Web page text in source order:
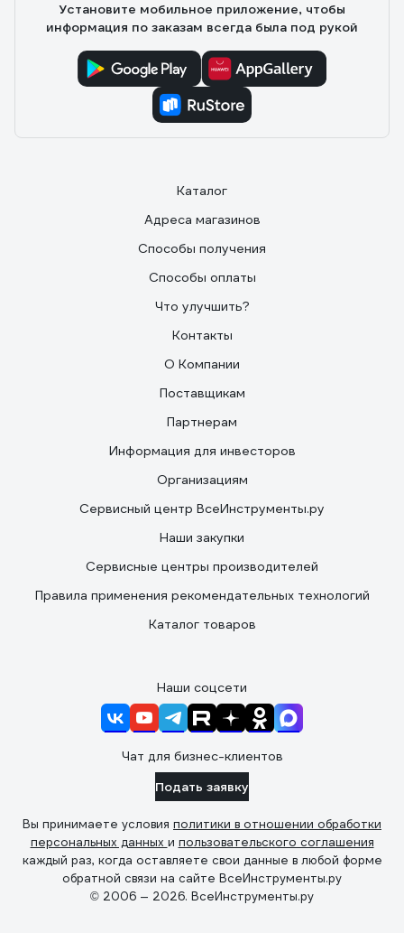
Установите мобильное приложение, чтобы
информация по заказам всегда была под рукой
Каталог
Адреса магазинов
Способы получения
Способы оплаты
Что улучшить?
Контакты
О Компании
Поставщикам
Партнерам
Информация для инвесторов
Организациям
Сервисный центр ВсеИнструменты.ру
Наши закупки
Сервисные центры производителей
Правила применения рекомендательных технологий
Каталог товаров
Наши соцсети
Чат для бизнес-клиентов
Подать заявку
Вы принимаете условия политики в отношении обработки
персональных данных и пользовательского соглашения
каждый раз, когда оставляете свои данные в любой форме
обратной связи на сайте ВсеИнструменты.ру
© 2006 — 2026. ВсеИнструменты.ру